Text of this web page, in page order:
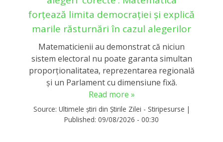
forțează limita democrației și explică
marile răsturnări în cazul alegerilor
Matematicienii au demonstrat că niciun
sistem electoral nu poate garanta simultan
proporționalitatea, reprezentarea regională
și un Parlament cu dimensiune fixă.
Read more »
Source: Ultimele știri din Știrile Zilei - Stiripesurse |
Published: 09/08/2026 - 00:30